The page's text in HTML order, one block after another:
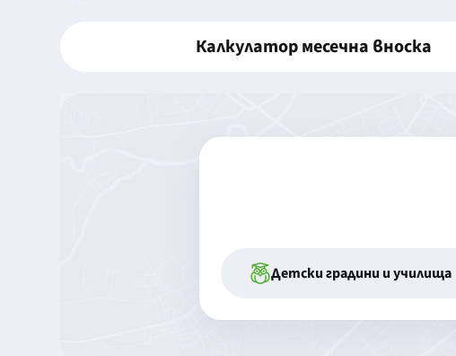
Калкулатор месечна вноска
Детски градини и училища